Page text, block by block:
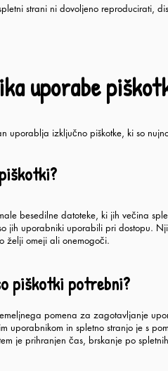
strani ni dovoljeno reproducirati,
uporabe
uporablja izključno piškotke, ki so
besedilne datoteke, ki jih večina
jih uporabniki uporabili pri dostopu.
želji omeji ali onemogoči.
piškotki potrebni?
pomena za zagotavljanje
uporabnikom in spletno stranjo je s
je prihranjen čas, brskanje po